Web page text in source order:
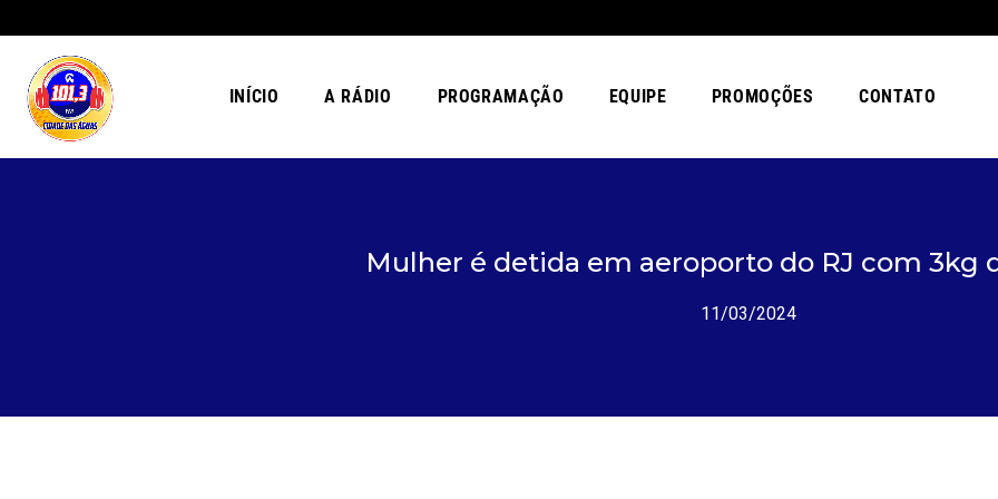
INÍCIO A RÁDIO PROGRAMAÇÃO EQUIPE PROMOÇÕES CONTATO
Mulher é detida em aeroporto do RJ com 3kg
11/03/2024